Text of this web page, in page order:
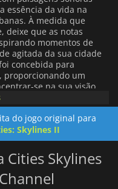
essência da vida na
À medida que
deixe que as notas
momentos de
agitada da sua cidade
concebida para
proporcionando um
se na sua visão
uma ligação
esteja a criar parques, a
Skylines II -
melhor companheiro na
cidades.
do jogo original para
Skylines II
Skylines